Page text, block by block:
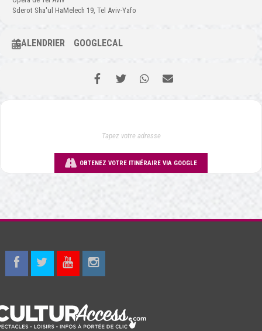
Sderot Sha'ul HaMelech 19, Tel Aviv-Yafo
CALENDRIER GOOGLECAL
OBTENEZ VOTRE ITINÉRAIRE VIA GOOGLE